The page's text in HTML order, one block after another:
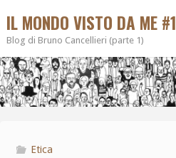
IL MONDO VISTO DA ME #1
Blog di Bruno Cancellieri (parte 1)
Etica